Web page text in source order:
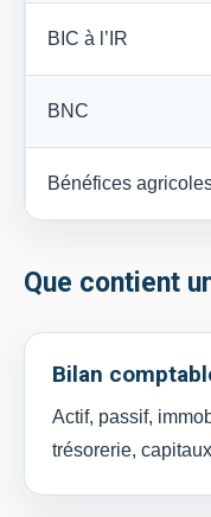
BIC à l’IR
BNC
Bénéfices
Que contient
Bilan
Actif, passif,
trésorerie,